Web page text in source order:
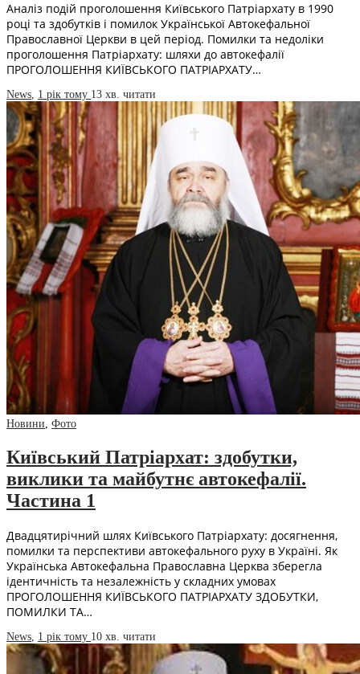
Аналіз подій проголошення Київського Патріархату в 1990
році та здобутків і помилок Української Автокефальної
Православної Церкви в цей період. Помилки та недоліки
проголошення Патріархату: шляхи до автокефалії
ПРОГОЛОШЕННЯ КИЇВСЬКОГО ПАТРІАРХАТУ…
News, 1 рік тому 13 хв. читати
Новини, Фото
Київський Патріархат: здобутки,
виклики та майбутнє автокефалії.
Частина 1
Двадцятирічний шлях Київського Патріархату: досягнення,
помилки та перспективи автокефального руху в Україні. Як
Українська Автокефальна Православна Церква зберегла
ідентичність та незалежність у складних умовах
ПРОГОЛОШЕННЯ КИЇВСЬКОГО ПАТРІАРХАТУ ЗДОБУТКИ,
ПОМИЛКИ ТА…
News 1 рік тому 10 хв. читати